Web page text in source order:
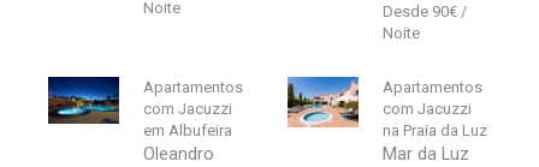
90€
Apartamentos
com Jacuzzi
em Albufeira
Oleandro
Apartamentos
com Jacuzzi
na Praia da Luz
Mar da Luz